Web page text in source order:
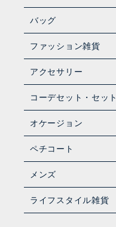
バッグ
ファッション雑貨
アクセサリー
コーデセット・セッ
オケージョン
ペチコート
メンズ
ライフスタイル雑貨